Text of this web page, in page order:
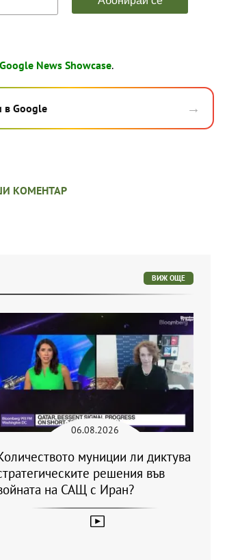
Google News Showcase.
в Google →
КОМЕНТАР
ТВ днес (8 август)
След гонка: Задържаха
намерени 460 000 евро
Честваме паметта на
свети Емилиан,
Кизикски епископ
ВИЖ ОЩЕ
06.08.2026
муниции ли диктува
решения във
на САЩ с Иран?